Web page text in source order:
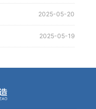
2025-05-20
2025-05-19